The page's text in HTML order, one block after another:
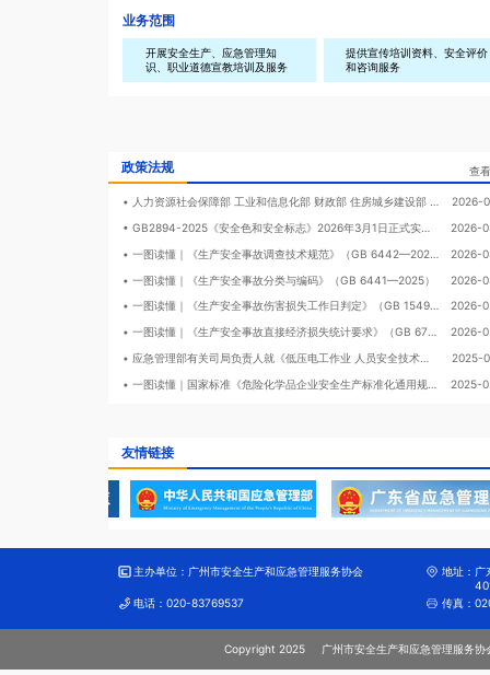
的方针政策和法律法规，
和先进管理经验，促进企
业务范围
开展安全生产、应急管理知
识、职业道德宣教培训及服务
提供宣传培训资料、安全评价
和咨询服务
政策法规 查
2026-
2026-
2026-
• 一图读懂｜《生产安全事故分类与编码》（GB 6441—2025）
2026-
• 一图读懂｜《生产安全事故伤害损失工作日判定》（GB 15499—2025）
2026-
2026-
2025-
2025-
友情链接
主办单位： 广州市安全生产和应急管理服务协会 地址： 广
电话：020-83769537 传真：
Copyright 2025 广州市安全生产和应急管理服务